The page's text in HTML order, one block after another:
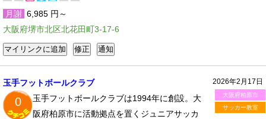
月謝 6,985 円～
大阪府堺市北区北花田町3-17-6
2026年2月17日
大阪府柏原市
サッカー教室
玉手フットボールクラブ
0
玉手フットボールクラブは1994年に創設。大
阪府柏原市に活動拠点を置くジュニアサッカ